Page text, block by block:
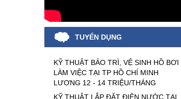
TUYỂN DỤNG
KỸ THUẬT BẢO TRÌ, VỆ SINH HỒ BƠI
LÀM VIỆC TẠI TP HỒ CHÍ MINH
LƯƠNG 12 - 14 TRIỆU/THÁNG
KỸ THUẬT LẮP ĐẶT ĐIỆN NƯỚC TẠI